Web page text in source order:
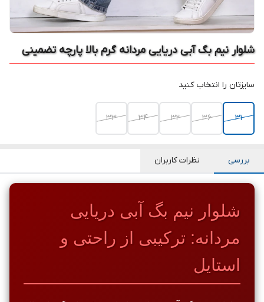
شلوار نیم بگ آبی دریایی مردانه گرم بالا پارچه تضمینی
سایزتان را انتخاب کنید
31
36
32
34
33
بررسی نظرات کاربران
شلوار نیم بگ آبی دریایی
مردانه: ترکیبی از راحتی و
استایل